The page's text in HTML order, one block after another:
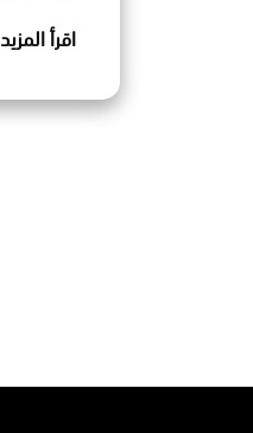
اقرأ المزيد